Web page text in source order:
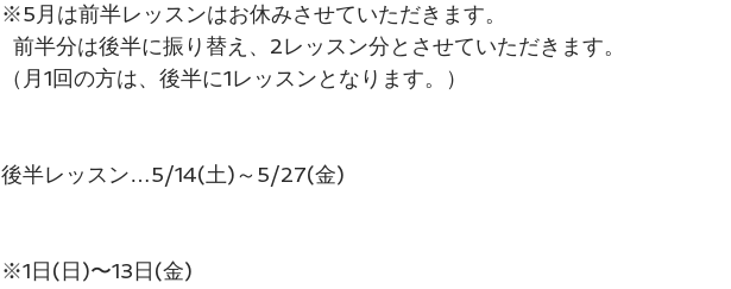
※5月は前半レッスンはお休みさせていただきます。
  前半分は後半に振り替え、2レッスン分とさせていただきます。
（月1回の方は、後半に1レッスンとなります。）
後半レッスン…5/14(土)～5/27(金)
※1日(日)〜13日(金)